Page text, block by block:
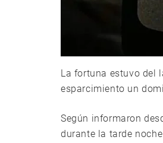
La fortuna estuvo del
esparcimiento un
Según informaron
durante la tarde